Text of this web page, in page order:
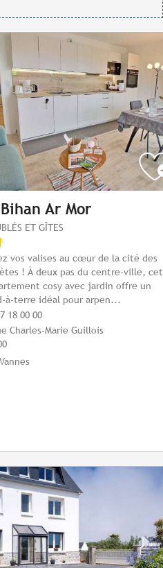
Ar Mor
ET GÎTES
vos valises au cœur de la cité des
! À deux pas du centre-ville, cet
cosy avec jardin offre un
à-terre idéal pour arpen...
18 00 00
Charles-Marie Guillois
Vannes